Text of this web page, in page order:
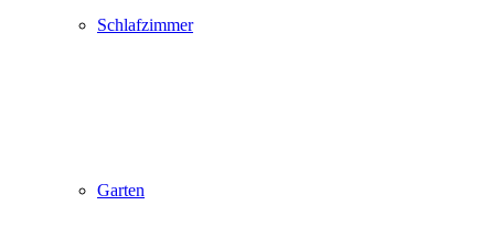
Schlafzimmer
Garten